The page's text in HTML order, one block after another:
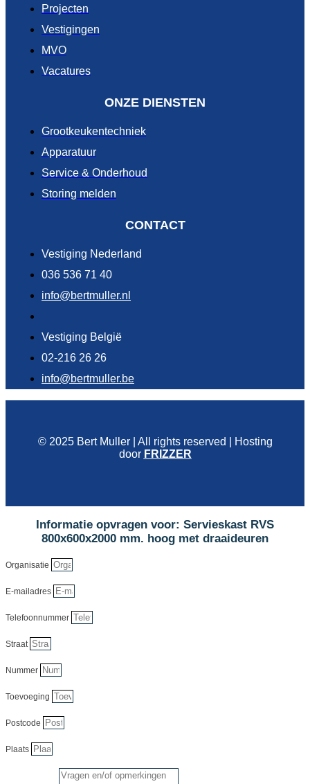
Projecten
Vestigingen
MVO
Vacatures
ONZE DIENSTEN
Grootkeukentechniek
Apparatuur
Service & Onderhoud
Storing melden
CONTACT
Vestiging Nederland
036 536 71 40
info@bertmuller.nl
Vestiging België
02-216 26 26
info@bertmuller.be
© 2025 Bert Muller | All rights reserved | Hosting
door FRIZZER
Informatie opvragen voor: Servieskast RVS
800x600x2000 mm. hoog met draaideuren
Organisatie
E-mailadres
Telefoonnummer
Straat
Nummer
Toevoeging
Postcode
Plaats